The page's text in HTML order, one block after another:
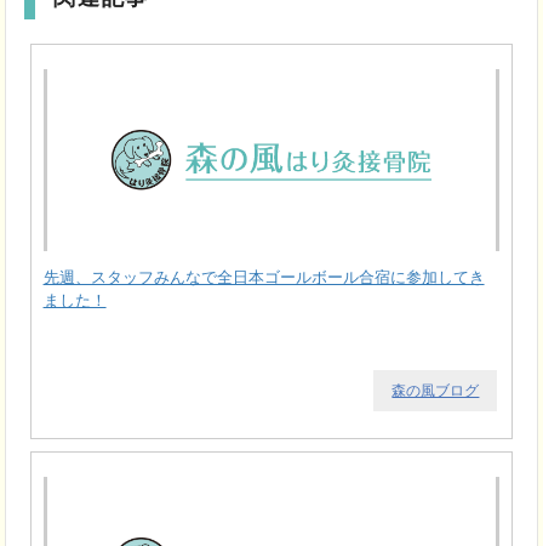
先週、スタッフみんなで全日本ゴールボール合宿に参加してき
ました！
森の風ブログ